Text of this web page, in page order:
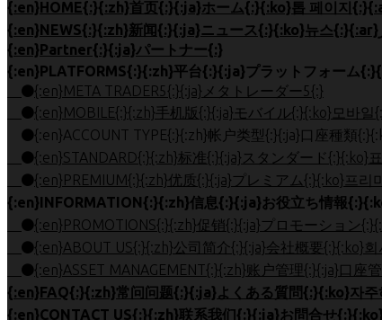
{:en}Partner{:}{:ja}パートナー{:}
{:en}META TRADER5{:}{:ja}メタトレーダー5{:}